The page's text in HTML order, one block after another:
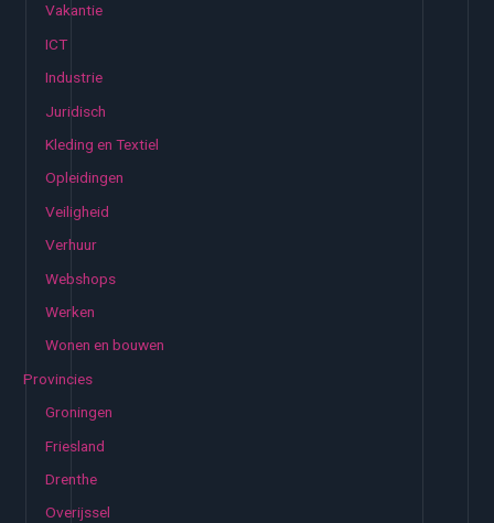
Vakantie
ICT
Industrie
Juridisch
Kleding en Textiel
Opleidingen
Veiligheid
Verhuur
Webshops
Werken
Wonen en bouwen
Provincies
Groningen
Friesland
Drenthe
Overijssel